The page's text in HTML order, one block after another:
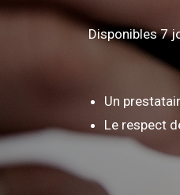
Disponibles 7
Un
Le respect